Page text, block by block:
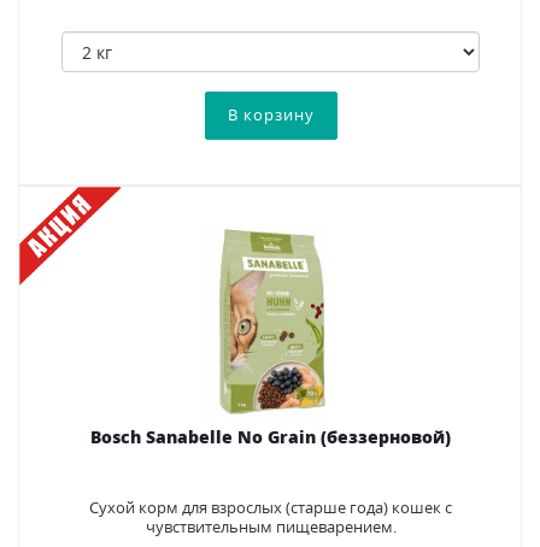
Bosch Sanabelle No Grain (беззерновой)
Сухой корм для взрослых (старше года) кошек с
чувствительным пищеварением.